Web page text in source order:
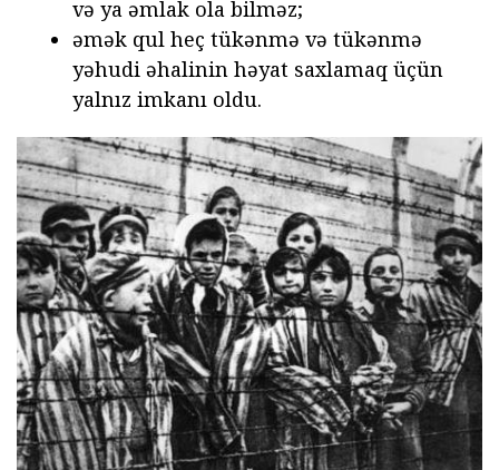
və ya əmlak ola bilməz;
əmək qul heç tükənmə və tükənmə
yəhudi əhalinin həyat saxlamaq üçün
yalnız imkanı oldu.